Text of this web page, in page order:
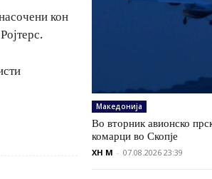
кон
Македонија
Во вторник авионско
комарци во Скопје
XH M - 07.08.2026 23:39